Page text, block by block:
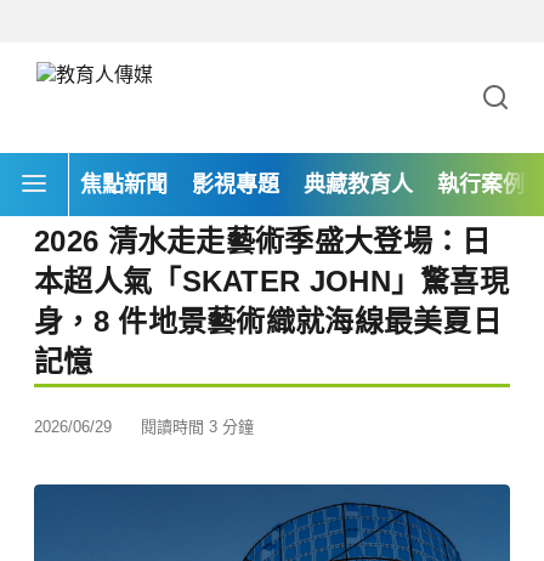
2026 清水走走藝術季盛大登場：日
本超人氣「SKATER JOHN」驚喜現
身，8 件地景藝術織就海線最美夏日
記憶